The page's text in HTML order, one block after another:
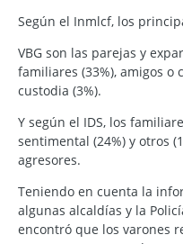
Según el Inmlcf, los
VBG son las parejas y
familiares (33%), amigos o
custodia (3%).
Y según el IDS, los
sentimental (24%) y otros
agresores.
Teniendo en cuenta la
algunas alcaldías y la
encontró que los varones